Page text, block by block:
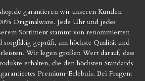
garantieren wir unseren Kunden
Originalware. Jede Uhr und jedes
Sortiment stammt von renommierten
geprüft, um höchste Qualität und
Wir legen großen Wert darauf, dass
erhalten, die den höchsten Standards
Premium-Erlebnis. Bei Fragen: